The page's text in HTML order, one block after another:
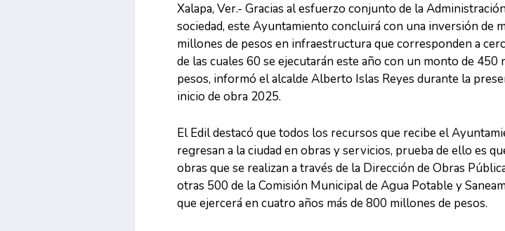
Xalapa, Ver.- Gracias al esfuerzo conjunto de la
sociedad, este Ayuntamiento concluirá con una inversión de
millones de pesos en infraestructura que corresponden a
de las cuales 60 se ejecutarán este año con un monto de 450
pesos, informó el alcalde Alberto Islas Reyes durante la
inicio de obra 2025.
El Edil destacó que todos los recursos que recibe el
regresan a la ciudad en obras y servicios, prueba de ello es
obras que se realizan a través de la Dirección de Obras
otras 500 de la Comisión Municipal de Agua Potable y
que ejercerá en cuatro años más de 800 millones de pesos.